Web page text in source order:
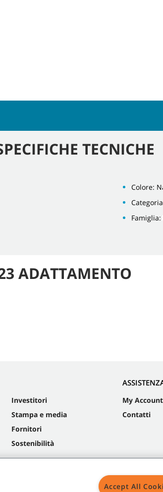
TECNICHE
Colore:
ADATTAMENTO
Investitori
Stampa e media
Fornitori
Sostenibilità
My Account
Contatti
Accept All